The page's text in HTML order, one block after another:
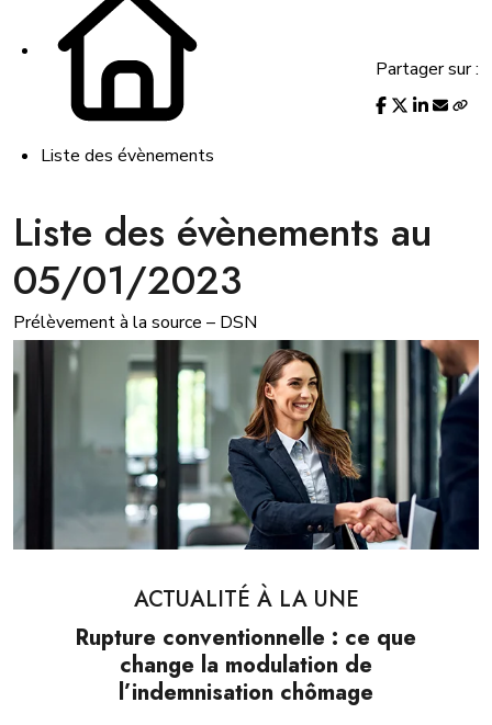
Liste des évènements
Partager sur :
Liste des évènements au
05/01/2023
Prélèvement à la source – DSN
ACTUALITÉ À LA UNE
Rupture conventionnelle : ce que
change la modulation de
l’indemnisation chômage